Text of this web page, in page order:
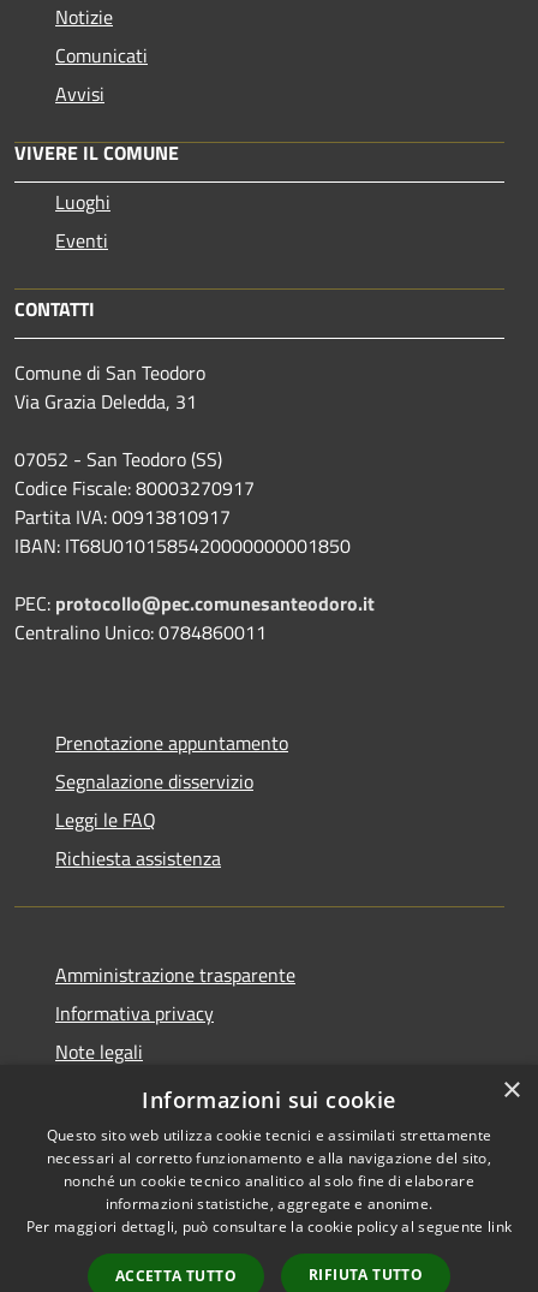
Notizie
Comunicati
Avvisi
VIVERE IL COMUNE
Luoghi
Eventi
CONTATTI
Comune di San Teodoro
Via Grazia Deledda, 31
07052 - San Teodoro (SS)
Codice Fiscale: 80003270917
Partita IVA: 00913810917
IBAN: IT68U0101585420000000001850
PEC: protocollo@pec.comunesanteodoro.it
Centralino Unico: 0784860011
Prenotazione appuntamento
Segnalazione disservizio
Leggi le FAQ
Richiesta assistenza
Amministrazione trasparente
Informativa privacy
Note legali
Dichiarazione di accessibilità
Accessibilità
Copyright © 2026 • Comune di
San Teodoro • Powered by
Municipium•
Accesso
×
Informazioni sui cookie
Questo sito web utilizza cookie tecnici e assimilati strettamente
necessari al corretto funzionamento e alla navigazione del sito,
nonché un cookie tecnico analitico al solo fine di elaborare
informazioni statistiche, aggregate e anonime.
Per maggiori dettagli, può consultare la cookie policy al seguente link
ACCETTA TUTTO RIFIUTA TUTTO